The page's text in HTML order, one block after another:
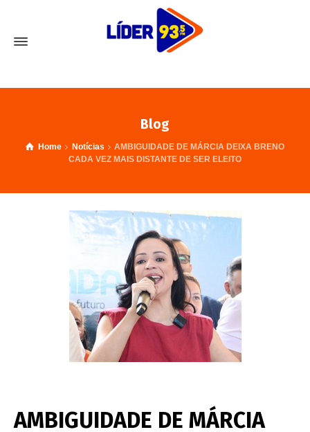
Blog
Home Notícias
AMBIGUIDADE DE MÁRCIA DEIXA BRENO
CADA VEZ MAIS DISTANTE DE SER ELEITO
AMBIGUIDADE DE MÁRCIA